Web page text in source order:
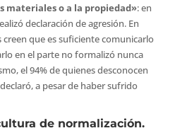
materiales o a la propiedad»: en
declaración de agresión. En
creen que es suficiente comunicarlo
en el parte no formalizó nunca
el 94% de quienes desconocen
a pesar de haber sufrido
de normalización.